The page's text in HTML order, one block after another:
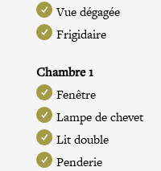
Vue dégagée
Frigidaire
Chambre 1
Fenêtre
Lampe de chevet
Lit double
Penderie